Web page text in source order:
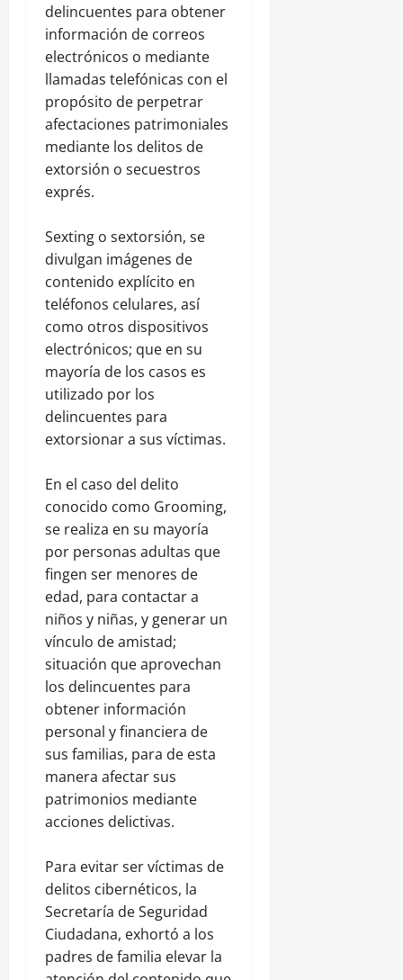
delincuentes para obtener
información de correos
electrónicos o mediante
llamadas telefónicas con el
propósito de perpetrar
afectaciones patrimoniales
mediante los delitos de
extorsión o secuestros
exprés.
Sexting o sextorsión, se
divulgan imágenes de
contenido explícito en
teléfonos celulares, así
como otros dispositivos
electrónicos; que en su
mayoría de los casos es
utilizado por los
delincuentes para
extorsionar a sus víctimas.
En el caso del delito
conocido como Grooming,
se realiza en su mayoría
por personas adultas que
fingen ser menores de
edad, para contactar a
niños y niñas, y generar un
vínculo de amistad;
situación que aprovechan
los delincuentes para
obtener información
personal y financiera de
sus familias, para de esta
manera afectar sus
patrimonios mediante
acciones delictivas.
Para evitar ser víctimas de
delitos cibernéticos, la
Secretaría de Seguridad
Ciudadana, exhortó a los
padres de familia elevar la